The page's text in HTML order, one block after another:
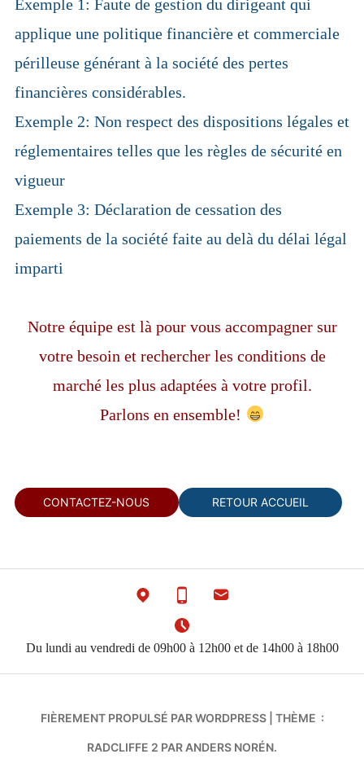
Exemple 1: Faute de gestion du dirigeant qui
applique une politique financière et commerciale
périlleuse générant à la société des pertes
financières considérables.
Exemple 2: Non respect des dispositions légales et
réglementaires telles que les règles de sécurité en
vigueur
Exemple 3: Déclaration de cessation des
paiements de la société faite au delà du délai légal
imparti
Notre équipe est là pour vous accompagner sur
votre besoin et rechercher les conditions de
marché les plus adaptées à votre profil.
Parlons en ensemble!
CONTACTEZ-NOUS RETOUR ACCUEIL
Du lundi au vendredi de 09h00 à 12h00 et de 14h00 à 18h00
FIÈREMENT PROPULSÉ PAR WORDPRESS THÈME :
RADCLIFFE 2 PAR ANDERS NORÉN.